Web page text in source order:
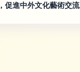
促進中外文化藝術交流